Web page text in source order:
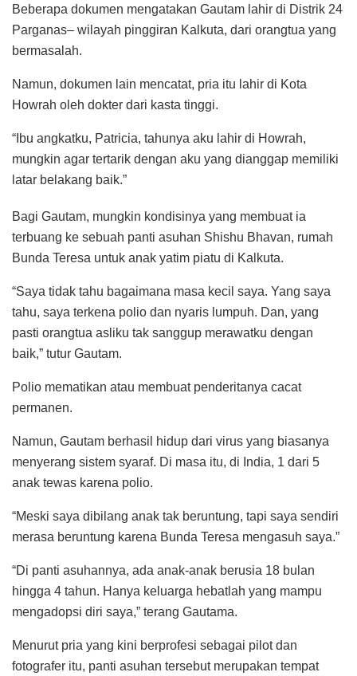
Beberapa dokumen mengatakan Gautam lahir di Distrik 24
Parganas– wilayah pinggiran Kalkuta, dari orangtua yang
bermasalah.
Namun, dokumen lain mencatat, pria itu lahir di Kota
Howrah oleh dokter dari kasta tinggi.
“Ibu angkatku, Patricia, tahunya aku lahir di Howrah,
mungkin agar tertarik dengan aku yang dianggap memiliki
latar belakang baik.”
Bagi Gautam, mungkin kondisinya yang membuat ia
terbuang ke sebuah panti asuhan Shishu Bhavan, rumah
Bunda Teresa untuk anak yatim piatu di Kalkuta.
“Saya tidak tahu bagaimana masa kecil saya. Yang saya
tahu, saya terkena polio dan nyaris lumpuh. Dan, yang
pasti orangtua asliku tak sanggup merawatku dengan
baik,” tutur Gautam.
Polio mematikan atau membuat penderitanya cacat
permanen.
Namun, Gautam berhasil hidup dari virus yang biasanya
menyerang sistem syaraf. Di masa itu, di India, 1 dari 5
anak tewas karena polio.
“Meski saya dibilang anak tak beruntung, tapi saya sendiri
merasa beruntung karena Bunda Teresa mengasuh saya.”
“Di panti asuhannya, ada anak-anak berusia 18 bulan
hingga 4 tahun. Hanya keluarga hebatlah yang mampu
mengadopsi diri saya,” terang Gautama.
Menurut pria yang kini berprofesi sebagai pilot dan
fotografer itu, panti asuhan tersebut merupakan tempat